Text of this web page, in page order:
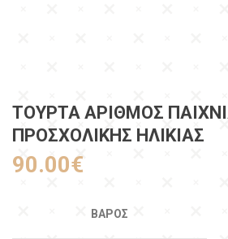
ΤΟΥΡΤΑ ΑΡΙΘΜΟΣ
ΠΡΟΣΧΟΛΙΚΗΣ ΗΛΙΚΙΑΣ
90.00€
ΒΆΡΟΣ